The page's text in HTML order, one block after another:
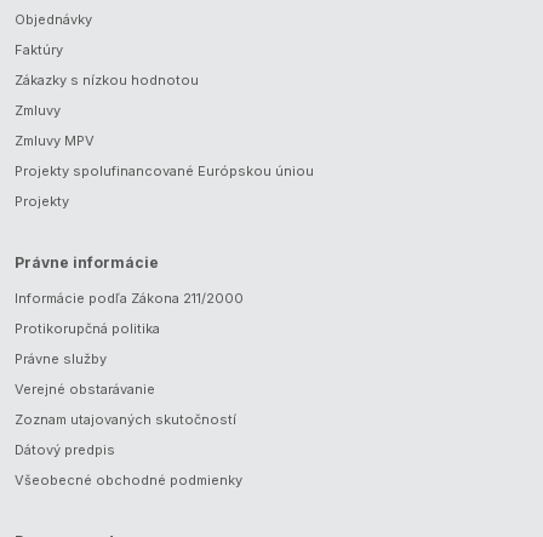
Objednávky
Faktúry
Zákazky s nízkou hodnotou
Zmluvy
Zmluvy MPV
Projekty spolufinancované Európskou úniou
Projekty
Právne informácie
Informácie podľa Zákona 211/2000
Protikorupčná politika
Právne služby
Verejné obstarávanie
Zoznam utajovaných skutočností
Dátový predpis
Všeobecné obchodné podmienky